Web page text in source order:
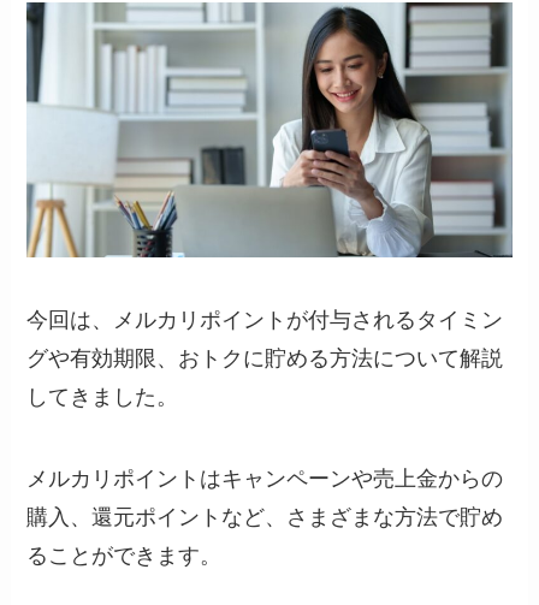
今回は、メルカリポイントが付与されるタイミン
グや有効期限、おトクに貯める方法について解説
してきました。
メルカリポイントはキャンペーンや売上金からの
購入、還元ポイントなど、さまざまな方法で貯め
ることができます。